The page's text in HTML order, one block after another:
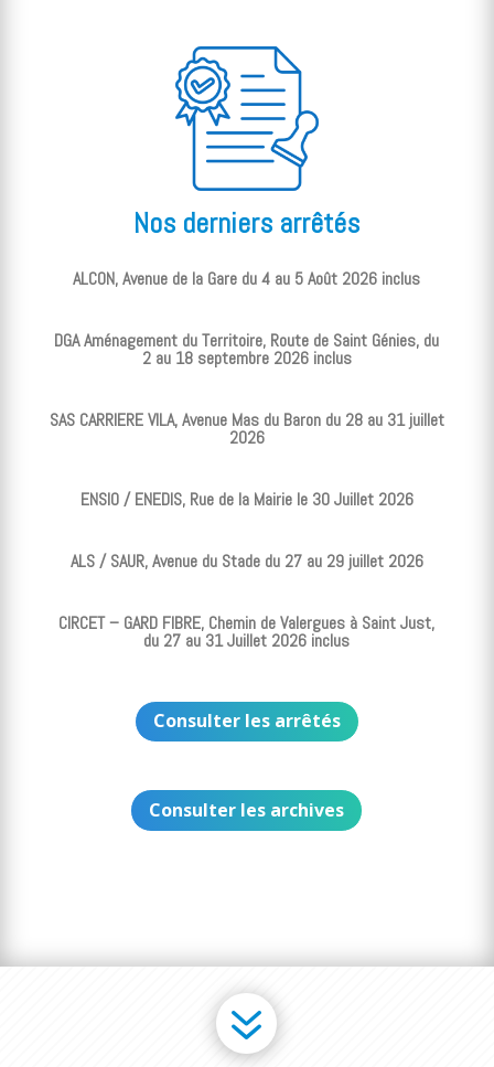
Nos derniers arrêtés
ALCON, Avenue de la Gare du 4 au 5 Août 2026 inclus
DGA Aménagement du Territoire, Route de Saint Génies, du
2 au 18 septembre 2026 inclus
SAS CARRIERE VILA, Avenue Mas du Baron du 28 au 31 juillet
2026
ENSIO / ENEDIS, Rue de la Mairie le 30 Juillet 2026
ALS / SAUR, Avenue du Stade du 27 au 29 juillet 2026
CIRCET – GARD FIBRE, Chemin de Valergues à Saint Just,
du 27 au 31 Juillet 2026 inclus
Consulter les arrêtés
Consulter les archives
7